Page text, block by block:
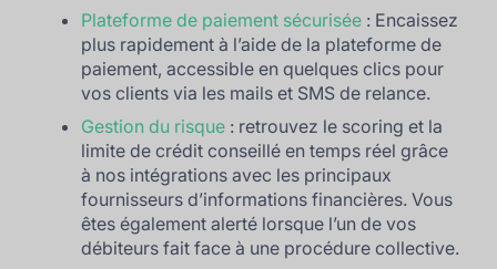
Plateforme de paiement sécurisée : Encaissez
plus rapidement à l’aide de la plateforme de
paiement, accessible en quelques clics pour
vos clients via les mails et SMS de relance.
Gestion du risque : retrouvez le scoring et la
limite de crédit conseillé en temps réel grâce
à nos intégrations avec les principaux
fournisseurs d’informations financières. Vous
êtes également alerté lorsque l’un de vos
débiteurs fait face à une procédure collective.